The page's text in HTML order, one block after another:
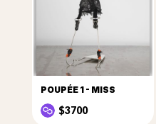
POUPÉE 1 - MISS
$3700